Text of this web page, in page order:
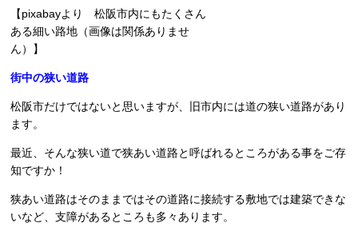
【pixabayより 松阪市内にもたくさん
ある細い路地（画像は関係ありませ
ん）】
街中の狭い道路
松阪市だけではないと思いますが、旧市内には道の狭い道路があり
ます。
最近、そんな狭い道で狭あい道路と呼ばれるところがある事をご存
知ですか！
狭あい道路はそのままではその道路に接続する敷地では建築できな
いなど、支障があるところも多々あります。